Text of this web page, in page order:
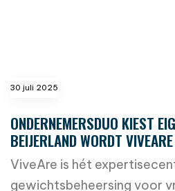
30 juli 2025
ONDERNEMERSDUO KIEST
BEIJERLAND WORDT VIVEARE
ViveAre is hét
gewichtsbeheersing voor